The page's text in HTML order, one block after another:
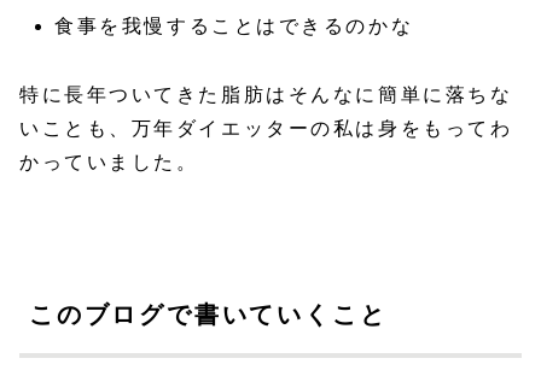
食事を我慢することはできるのかな
特に長年ついてきた脂肪はそんなに簡単に落ちな
いことも、万年ダイエッターの私は身をもってわ
かっていました。
このブログで書いていくこと